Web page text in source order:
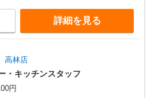
詳細を見る
高林店
・キッチンスタッフ
円